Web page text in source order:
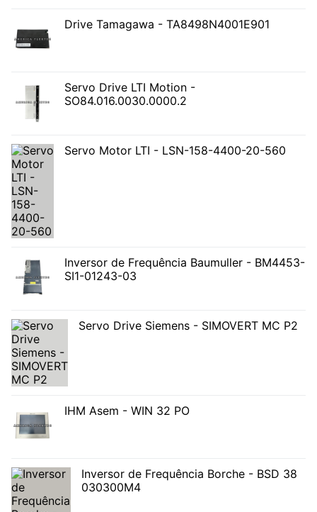
Drive Tamagawa - TA8498N4001E901
Servo Drive LTI Motion -
SO84.016.0030.0000.2
Servo Motor LTI - LSN-158-4400-20-560
Inversor de Frequência Baumuller - BM4453-
SI1-01243-03
Servo Drive Siemens - SIMOVERT MC P2
IHM Asem - WIN 32 PO
Inversor de Frequência Borche - BSD 38
030300M4